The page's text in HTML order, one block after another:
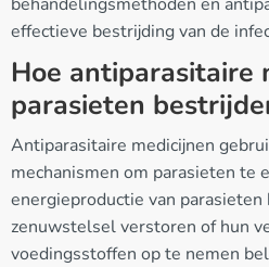
effectieve bestrijding van de
Hoe antiparasitaire
parasieten
Antiparasitaire medicijnen
mechanismen om parasieten te
energieproductie van parasieten
zenuwstelsel verstoren of hun
voedingsstoffen op te nemen